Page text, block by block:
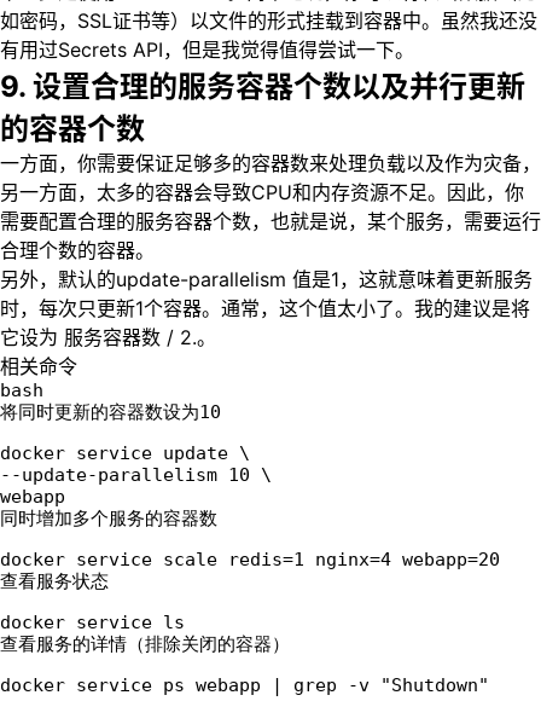
如密码，SSL证书等）以文件的形式挂载到容器中。虽然我还没
有用过Secrets API，但是我觉得值得尝试一下。
9. 设置合理的服务容器个数以及并行更新
的容器个数
一方面，你需要保证足够多的容器数来处理负载以及作为灾备，
另一方面，太多的容器会导致CPU和内存资源不足。因此，你
需要配置合理的服务容器个数，也就是说，某个服务，需要运行
合理个数的容器。
另外，默认的update-parallelism 值是1，这就意味着更新服务
时，每次只更新1个容器。通常，这个值太小了。我的建议是将
它设为 服务容器数 / 2.。
相关命令
bash
将同时更新的容器数设为10
docker service update \
--update-parallelism 10 \
webapp
同时增加多个服务的容器数
docker service scale redis=1 nginx=4 webapp=20
查看服务状态
docker service ls
查看服务的详情（排除关闭的容器）
docker service ps webapp | grep -v "Shutdown"